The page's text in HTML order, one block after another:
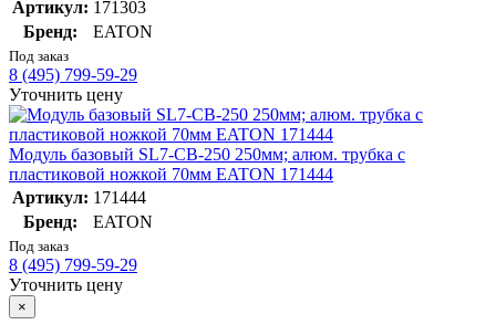
Артикул: 171303
Бренд:
EATON
Под заказ
8 (495) 799-59-29
Уточнить цену
Модуль базовый SL7-CB-250 250мм; алюм. трубка с
пластиковой ножкой 70мм EATON 171444
Артикул: 171444
Бренд:
EATON
Под заказ
8 (495) 799-59-29
Уточнить цену
×